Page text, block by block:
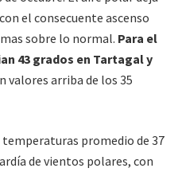
el consecuente ascenso
sobre lo normal. Para el
43 grados en Tartagal y
valores arriba de los 35
temperaturas promedio de 37
de vientos polares, con